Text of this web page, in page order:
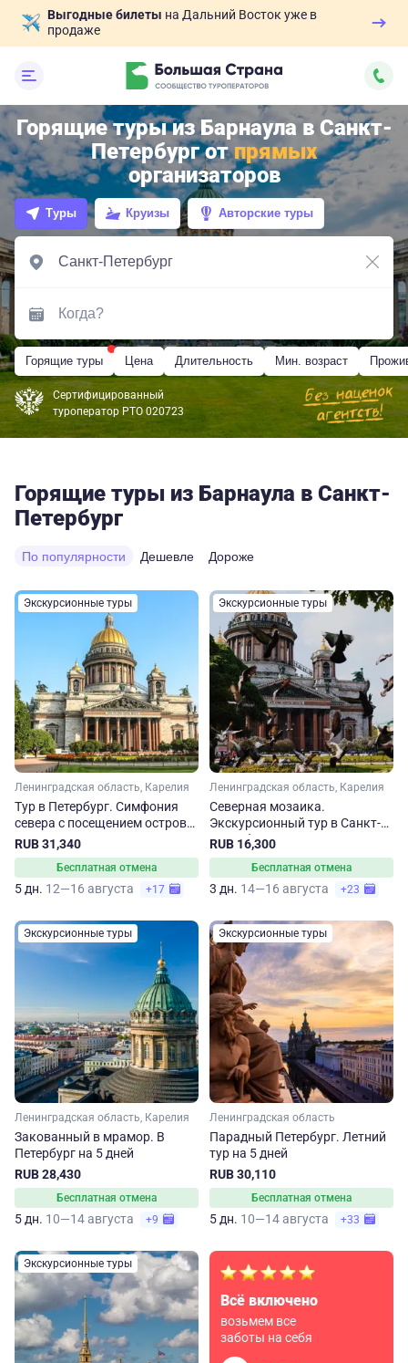
Выгодные билеты на Дальний Восток уже в
продаже
Горящие туры из Барнаула в Санкт-
Петербург отпрямых
организаторов
Туры Круизы Авторские туры
Горящие туры Цена Длительность Мин. возраст
Сертифицированный
туроператор РТО 020723
Горящие туры из Барнаула в Санкт-
Петербург
По популярности Дешевле Дороже
Экскурсионные туры
Ленинградская область, Карелия
Тур в Петербург. Симфония
севера с посещением острова
Валаам
RUB 31,340
Бесплатная отмена
5 дн. 12—16 августа +17
Экскурсионные туры
Ленинградская область, Карелия
Северная мозаика.
Экскурсионный тур в Санкт-
Петербург и Карелию на 3 дня
RUB 16,300
Бесплатная отмена
3 дн. 14—16 августа +23
Экскурсионные туры
Ленинградская область, Карелия
Закованный в мрамор. В
Петербург на 5 дней
RUB 28,430
Бесплатная отмена
5 дн. 10—14 августа +9
Экскурсионные туры
Ленинградская область
Парадный Петербург. Летний
тур на 5 дней
RUB 30,110
Бесплатная отмена
5 дн. 10—14 августа +33
Экскурсионные туры
Всё включено
возьмем все
заботы на себя